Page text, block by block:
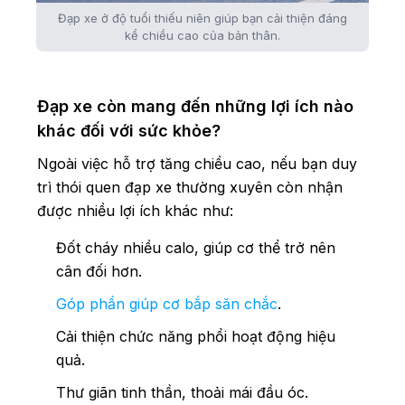
Đạp xe ở độ tuổi thiếu niên giúp bạn cải thiện đáng
kể chiều cao của bản thân.
Đạp xe còn mang đến những lợi ích nào
khác đối với sức khỏe?
Ngoài việc hỗ trợ tăng chiều cao, nếu bạn duy
trì thói quen đạp xe thường xuyên còn nhận
được nhiều lợi ích khác như:
Đốt cháy nhiều calo, giúp cơ thể trở nên
cân đối hơn.
Góp phần giúp cơ bắp săn chắc.
Cải thiện chức năng phổi hoạt động hiệu
quả.
Thư giãn tinh thần, thoải mái đầu óc.